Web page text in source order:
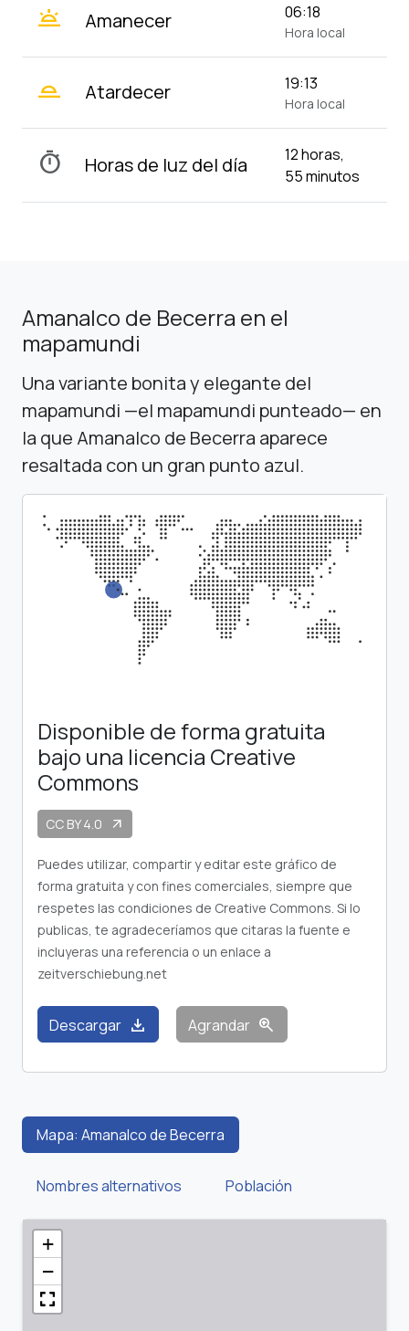
wb_twilight Amanecer 06:18
Hora local
wb_twilight_2 Atardecer 19:13
Hora local
timer Horas de luz del día
12 horas,
55 minutos
Amanalco de Becerra en el
mapamundi
Una variante bonita y elegante del
mapamundi —el mapamundi punteado— en
la que Amanalco de Becerra aparece
resaltada con un gran punto azul.
Disponible de forma gratuita
bajo una licencia Creative
Commons
CC BY 4.0 arrow_outward
Puedes utilizar, compartir y editar este gráfico de
forma gratuita y con fines comerciales, siempre que
respetes las condiciones de Creative Commons. Si lo
publicas, te agradeceríamos que citaras la fuente e
incluyeras una referencia o un enlace a
zeitverschiebung.net
Descargar download Agrandar zoom_in
Mapa: Amanalco de Becerra
Nombres alternativos Población
+
−